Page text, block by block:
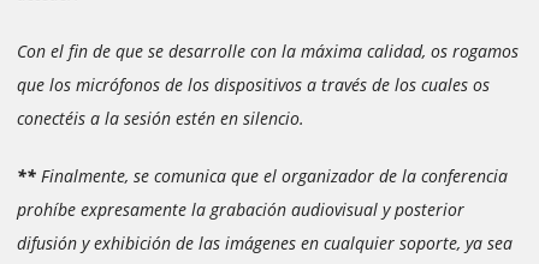
Con el fin de que se desarrolle con la máxima calidad, os rogamos
que los micrófonos de los dispositivos a través de los cuales os
conectéis a la sesión estén en silencio.
** Finalmente, se comunica que el organizador de la conferencia
prohíbe expresamente la grabación audiovisual y posterior
difusión y exhibición de las imágenes en cualquier soporte, ya sea